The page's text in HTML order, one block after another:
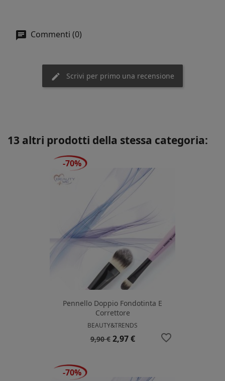
Commenti (0)
Scrivi per primo una recensione
13 altri prodotti della stessa categoria:
Pennello Doppio Fondotinta E
Correttore
BEAUTY&TRENDS
Prezzo
9,90 € Prezzo
2,97 €
-70%
favorite_border
-70%